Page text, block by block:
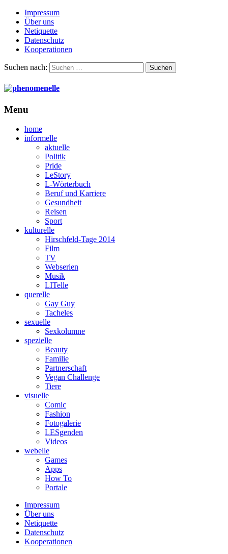
Impressum
Über uns
Netiquette
Datenschutz
Kooperationen
Suchen nach:
Menu
home
informelle
aktuelle
Politik
Pride
LeStory
L-Wörterbuch
Beruf und Karriere
Gesundheit
Reisen
Sport
kulturelle
Hirschfeld-Tage 2014
Film
TV
Webserien
Musik
LITelle
querelle
Gay Guy
Tacheles
sexuelle
Sexkolumne
spezielle
Beauty
Familie
Partnerschaft
Vegan Challenge
Tiere
visuelle
Comic
Fashion
Fotogalerie
LESgenden
Videos
webelle
Games
Apps
How To
Portale
Impressum
Über uns
Netiquette
Datenschutz
Kooperationen